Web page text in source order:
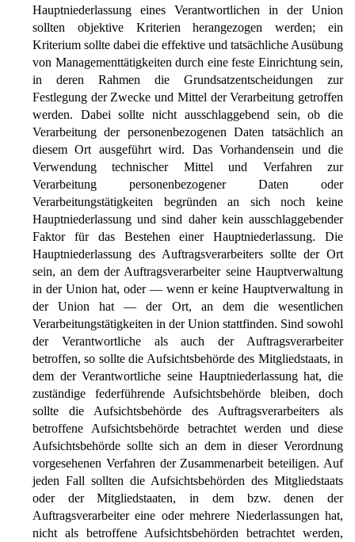
Hauptniederlassung eines Verantwortlichen in der Union
sollten objektive Kriterien herangezogen werden; ein
Kriterium sollte dabei die effektive und tatsächliche Ausübung
von Managementtätigkeiten durch eine feste Einrichtung sein,
in deren Rahmen die Grundsatzentscheidungen zur
Festlegung der Zwecke und Mittel der Verarbeitung getroffen
werden. Dabei sollte nicht ausschlaggebend sein, ob die
Verarbeitung der personenbezogenen Daten tatsächlich an
diesem Ort ausgeführt wird. Das Vorhandensein und die
Verwendung technischer Mittel und Verfahren zur
Verarbeitung personenbezogener Daten oder
Verarbeitungstätigkeiten begründen an sich noch keine
Hauptniederlassung und sind daher kein ausschlaggebender
Faktor für das Bestehen einer Hauptniederlassung. Die
Hauptniederlassung des Auftragsverarbeiters sollte der Ort
sein, an dem der Auftragsverarbeiter seine Hauptverwaltung
in der Union hat, oder — wenn er keine Hauptverwaltung in
der Union hat — der Ort, an dem die wesentlichen
Verarbeitungstätigkeiten in der Union stattfinden. Sind sowohl
der Verantwortliche als auch der Auftragsverarbeiter
betroffen, so sollte die Aufsichtsbehörde des Mitgliedstaats, in
dem der Verantwortliche seine Hauptniederlassung hat, die
zuständige federführende Aufsichtsbehörde bleiben, doch
sollte die Aufsichtsbehörde des Auftragsverarbeiters als
betroffene Aufsichtsbehörde betrachtet werden und diese
Aufsichtsbehörde sollte sich an dem in dieser Verordnung
vorgesehenen Verfahren der Zusammenarbeit beteiligen. Auf
jeden Fall sollten die Aufsichtsbehörden des Mitgliedstaats
oder der Mitgliedstaaten, in dem bzw. denen der
Auftragsverarbeiter eine oder mehrere Niederlassungen hat,
nicht als betroffene Aufsichtsbehörden betrachtet werden,